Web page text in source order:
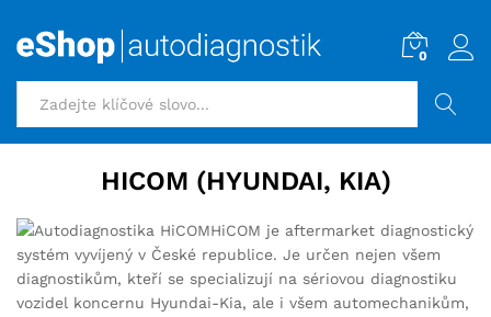
0
HICOM (HYUNDAI, KIA)
HiCOM je aftermarket diagnostický
systém vyvíjený v České republice. Je určen nejen všem
diagnostikům, kteří se specializují na sériovou diagnostiku
vozidel koncernu Hyundai-Kia, ale i všem automechanikům,